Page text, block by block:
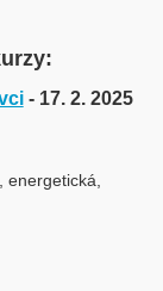
- 17. 2. 2025
energetická,